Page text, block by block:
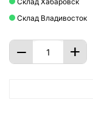
Склад Владивосток
+
−